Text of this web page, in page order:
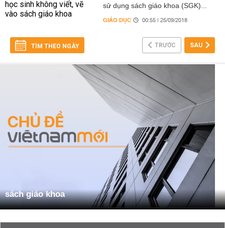
sử dụng sách giáo khoa (SGK)...
GIÁO DỤC 00:55 | 25/09/2018
TÌM THEO NGÀY TRƯỚC SAU
sách giáo khoa